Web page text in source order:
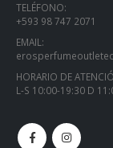
TELÉFONO:
+593 98 747 2071
EMAIL:
HORARIO DE
L-S 10:00-19:30 D